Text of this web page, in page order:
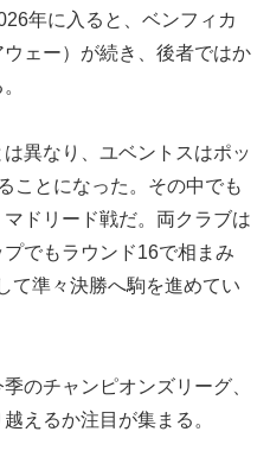
年に入ると、ベンフィカ
ェー）が続き、後者ではか
異なり、ユベントスはポッ
ことになった。その中でも
ドリード戦だ。両クラブは
でもラウンド16で相まみ
て準々決勝へ駒を進めてい
のチャンピオンズリーグ、
えるか注目が集まる。